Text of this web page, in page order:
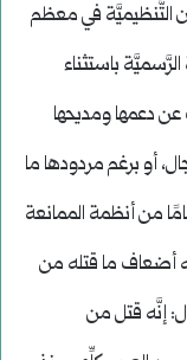
التَّنظيميَّة في معظم
الرَّسميَّة باستثناء
عن دعمها ومديحها
أو برغم مردودها ما
من أنظمة الممانعة
أضعاف ما قتله من
إنَّه قتل من